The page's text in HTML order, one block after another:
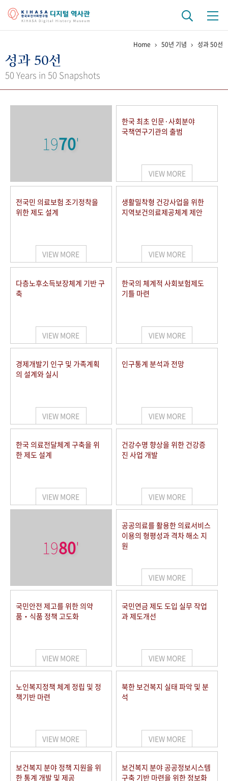
걸어온 길 기관 변천사
키워드로 보는 연구 역사
연구자들
사진 아카이브 문서 기록물 행정박물 영상 기록물
50+1 주년 기념
세계와 함께 한 KIHASA
VR 역사관
Home 50년 기념 성과 50선
성과 50선
50 Years in 50 Snapshots
1970'
한국 최초 인문·사회분야
국책연구기관의 출범
VIEW MORE
전국민 의료보험 조기정착을
위한 제도 설계
VIEW MORE
생활밀착형 건강사업을 위한
지역보건의료제공체계 제안
VIEW MORE
다층노후소득보장체계 기반 구
축
VIEW MORE
한국의 체계적 사회보험제도
기틀 마련
VIEW MORE
경제개발기 인구 및 가족계획
의 설계와 실시
VIEW MORE
인구통계 분석과 전망
VIEW MORE
한국 의료전달체계 구축을 위
한 제도 설계
VIEW MORE
건강수명 향상을 위한 건강증
진 사업 개발
VIEW MORE
1980'
공공의료를 활용한 의료서비스
이용의 형평성과 격차 해소 지
원
VIEW MORE
국민안전 제고를 위한 의약
품‧식품 정책 고도화
VIEW MORE
국민연금 제도 도입 실무 작업
과 제도개선
VIEW MORE
노인복지정책 체계 정립 및 정
책기반 마련
VIEW MORE
북한 보건복지 실태 파악 및 분
석
VIEW MORE
보건복지 분야 정책 지원을 위
한 통계 개발 및 제공
보건복지 분야 공공정보시스템
구축 기반 마련을 위한 정보화